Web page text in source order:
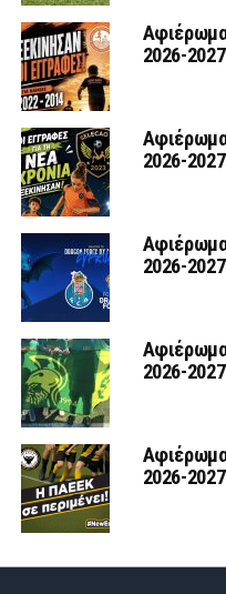
2026-2027
2026-2027
2026-2027
2026-2027
2026-2027